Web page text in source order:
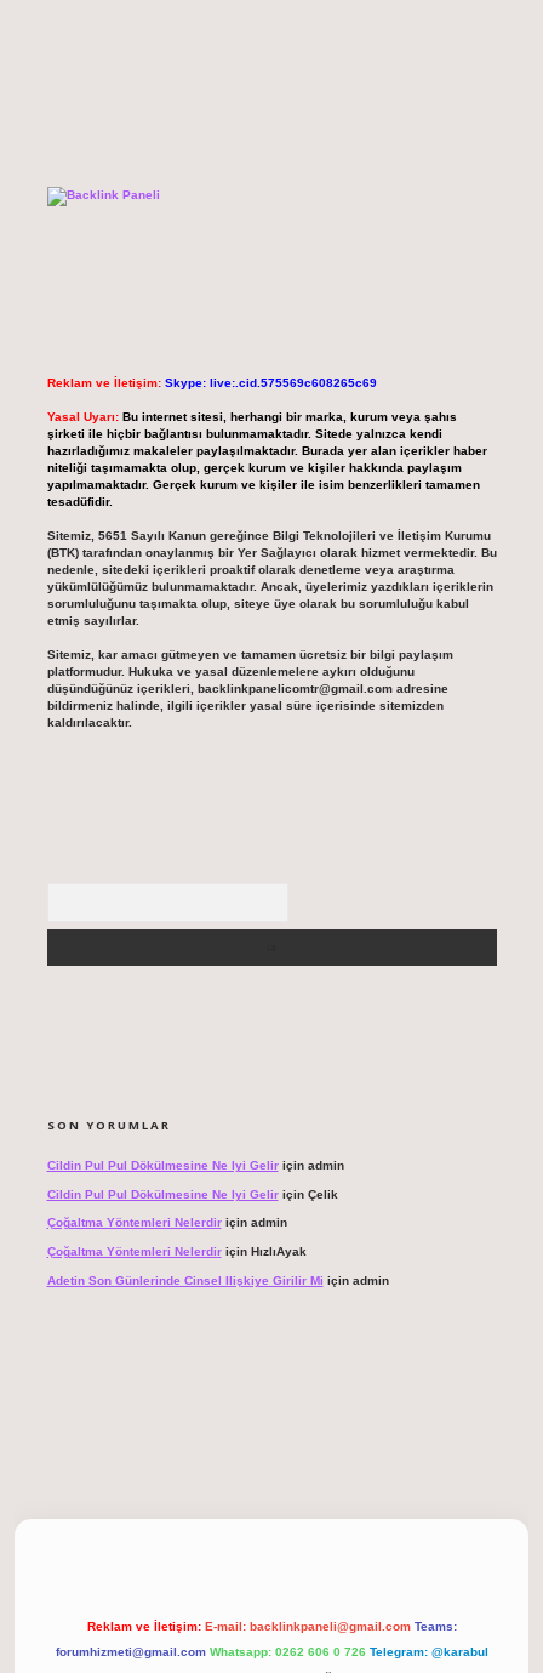
Reklam ve İletişim: Skype: live:.cid.575569c608265c69
Yasal Uyarı: Bu internet sitesi, herhangi bir marka, kurum veya şahıs
şirketi ile hiçbir bağlantısı bulunmamaktadır. Sitede yalnızca kendi
hazırladığımız makaleler paylaşılmaktadır. Burada yer alan içerikler haber
niteliği taşımamakta olup, gerçek kurum ve kişiler hakkında paylaşım
yapılmamaktadır. Gerçek kurum ve kişiler ile isim benzerlikleri tamamen
tesadüfidir.
Sitemiz, 5651 Sayılı Kanun gereğince Bilgi Teknolojileri ve İletişim Kurumu
(BTK) tarafından onaylanmış bir Yer Sağlayıcı olarak hizmet vermektedir. Bu
nedenle, sitedeki içerikleri proaktif olarak denetleme veya araştırma
yükümlülüğümüz bulunmamaktadır. Ancak, üyelerimiz yazdıkları içeriklerin
sorumluluğunu taşımakta olup, siteye üye olarak bu sorumluluğu kabul
etmiş sayılırlar.
Sitemiz, kar amacı gütmeyen ve tamamen ücretsiz bir bilgi paylaşım
platformudur. Hukuka ve yasal düzenlemelere aykırı olduğunu
düşündüğünüz içerikleri, backlinkpanelicomtr@gmail.comadresine
bildirmeniz halinde, ilgili içerikler yasal süre içerisinde sitemizden
kaldırılacaktır.
SON YORUMLAR
Cildin Pul Pul Dökülmesine Ne Iyi Geliriçin admin
Cildin Pul Pul Dökülmesine Ne Iyi Geliriçin Çelik
Çoğaltma Yöntemleri Nelerdiriçin admin
Çoğaltma Yöntemleri Nelerdiriçin HızlıAyak
Adetin Son Günlerinde Cinsel Ilişkiye Girilir Mi için admin
Reklam ve İletişim: E-mail: backlinkpaneli@gmail.com Teams:
forumhizmeti@gmail.com Whatsapp: 0262 606 0 726 Telegram: @karabul